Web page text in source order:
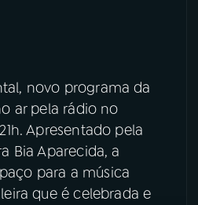
novo programa da
ar pela rádio no
Apresentado pela
Bia Aparecida, a
para a música
que é celebrada e